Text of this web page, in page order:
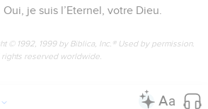
je suis l’Eternel, votre Dieu.
© 1992, 1999 by Biblica, Inc.® Used by permission.
rights reserved worldwide.